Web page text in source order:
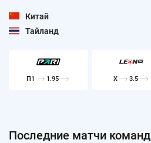
Китай
Тайланд
П1 1.95 X 3.5
Последние матчи команд